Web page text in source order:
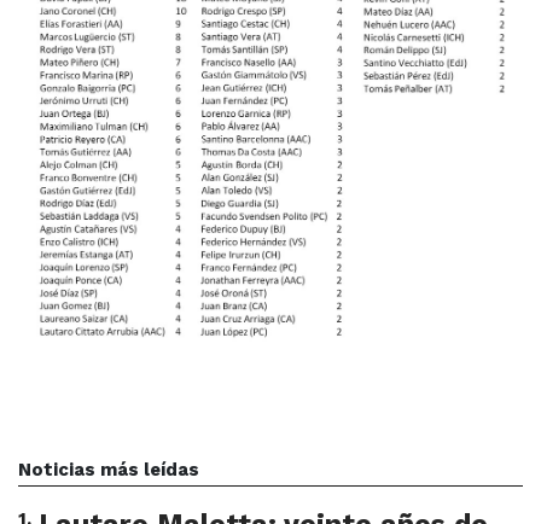
Noticias más leídas
1.